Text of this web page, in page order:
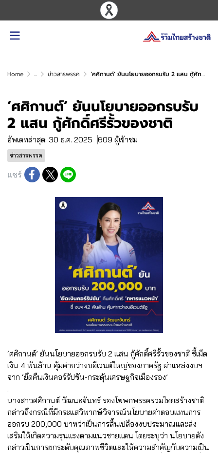
Home ... ข่าวสารพรรค ‘ศศิกานต์’ ยันนโยบายออกรบรับ 2 แสน กู้ศักดิ์ศรีรั้วของชาติ
‘ศศิกานต์’ ยันนโยบายออกรบรับ
2 แสน กู้ศักดิ์ศรีรั้วของชาติ
อัพเดทล่าสุด: 30 ธ.ค. 2025 609 ผู้เข้าชม
ข่าวสารพรรค
แชร์
‘ศศิกานต์’ ยันนโยบายออกรบรับ 2 แสน กู้ศักดิ์ศรีรั้วของชาติ ชี้เม็ด
เงิน 4 พันล้าน คุ้มค่ากว่างบอีเวนต์ใหญ่ของภาครัฐ ผ่าแหล่งงบฯ
จาก ‘ยึดคืนเงินคอร์รัปชัน-กระตุ้นเศรษฐกิจเมืองรอง’
.
นางสาวศศิกานต์ วัฒนะจันทร์ รองโฆษกพรรครวมไทยสร้างชาติ
กล่าวถึงกรณีที่มีกระแสวิพากษ์วิจารณ์นโยบายค่าตอบแทนการ
ออกรบ 200,000 บาทว่าเป็นการสิ้นเปลืองงบประมาณและส่ง
เสริมให้เกิดความรุนแรงตามแนวชายแดน โดยระบุว่า นโยบายดัง
กล่าวเป็นการยกระดับคุณภาพชีวิตและให้ความสำคัญกับความเป็น